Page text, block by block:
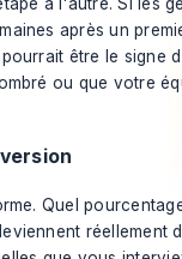
après un
être le signe
ou que votre
Quel
réellement